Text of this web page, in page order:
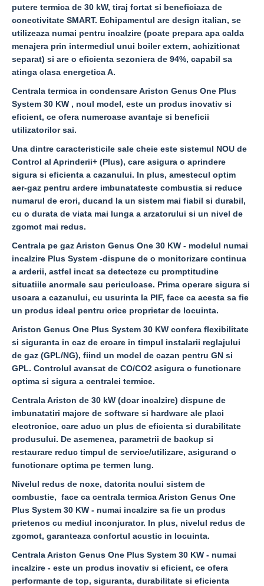
putere termica de 30 kW, tiraj fortat si beneficiaza de
conectivitate SMART. Echipamentul are design italian, se
utilizeaza numai pentru incalzire (poate prepara apa calda
menajera prin intermediul unui boiler extern, achizitionat
separat) si are o eficienta sezoniera de 94%, capabil sa
atinga clasa energetica A.
Centrala termica in condensare Ariston Genus One Plus
System 30 KW , noul model, este un produs inovativ si
eficient, ce ofera numeroase avantaje si beneficii
utilizatorilor sai.
Una dintre caracteristicile sale cheie este sistemul NOU de
Control al Aprinderii+ (Plus), care asigura o aprindere
sigura si eficienta a cazanului. In plus, amestecul optim
aer-gaz pentru ardere imbunatateste combustia si reduce
numarul de erori, ducand la un sistem mai fiabil si durabil,
cu o durata de viata mai lunga a arzatorului si un nivel de
zgomot mai redus.
Centrala pe gaz Ariston Genus One 30 KW - modelul numai
incalzire Plus System -dispune de o monitorizare continua
a arderii, astfel incat sa detecteze cu promptitudine
situatiile anormale sau periculoase. Prima operare sigura si
usoara a cazanului, cu usurinta la PIF, face ca acesta sa fie
un produs ideal pentru orice proprietar de locuinta.
Ariston Genus One Plus System 30 KW confera flexibilitate
si siguranta in caz de eroare in timpul instalarii reglajului
de gaz (GPL/NG), fiind un model de cazan pentru GN si
GPL. Controlul avansat de CO/CO2 asigura o functionare
optima si sigura a centralei termice.
Centrala Ariston de 30 kW (doar incalzire) dispune de
imbunatatiri majore de software si hardware ale placi
electronice, care aduc un plus de eficienta si durabilitate
produsului. De asemenea, parametrii de backup si
restaurare reduc timpul de service/utilizare, asigurand o
functionare optima pe termen lung.
Nivelul redus de noxe, datorita noului sistem de
combustie, face ca centrala termica Ariston Genus One
Plus System 30 KW - numai incalzire sa fie un produs
prietenos cu mediul inconjurator. In plus, nivelul redus de
zgomot, garanteaza confortul acustic in locuinta.
Centrala Ariston Genus One Plus System 30 KW - numai
incalzire - este un produs inovativ si eficient, ce ofera
performante de top, siguranta, durabilitate si eficienta